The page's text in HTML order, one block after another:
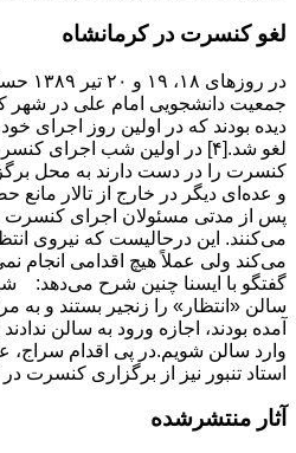
لغو کنسرت در کرمانشاه
در
جمعیت دانشجویی امام علی در شهر
دیده بودند که در اولین روز اجرای
لغو شد.[۴] در اولین شب اجرای
کنسرت را در دست دارند به محل
و عده‌ای دیگر در خارج از تالار مانع
پس از مدتی مسئولان اجرای کنسرت
می‌کنند. این درحالیست که نیروی
می‌کند ولی عملاً هیچ اقدامی انجام
گفتگو با ایسنا چنین شرح می‌دهد:
سالن «انتظار» را زنجیر بستند و
آمده بودند، اجازه ورود به سالن
وارد سالن شویم.در پی اقدام سراج،
استاد تنبور نیز از برگزاری
آثار منتشرشده